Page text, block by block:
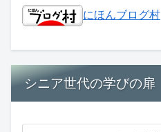
にほんブログ村
シニア世代の学びの扉